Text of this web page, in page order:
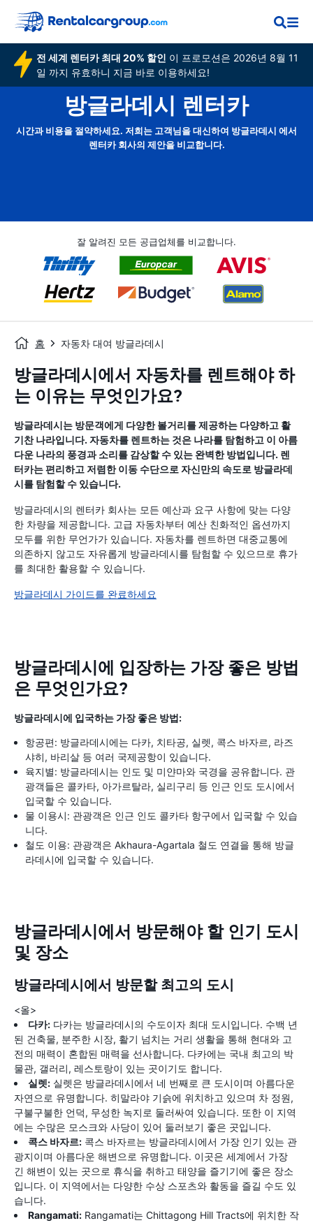
전 세계 렌터카 최대 20% 할인 이 프로모션은 2026년 8월 11
일 까지 유효하니 지금 바로 이용하세요!
방글라데시 렌터카
시간과 비용을 절약하세요. 저희는 고객님을 대신하여 방글라데시 에서
렌터카 회사의 제안을 비교합니다.
잘 알려진 모든 공급업체를 비교합니다.
홈 자동차 대여 방글라데시
방글라데시에서 자동차를 렌트해야 하
는 이유는 무엇인가요?
방글라데시는 방문객에게 다양한 볼거리를 제공하는 다양하고 활
기찬 나라입니다. 자동차를 렌트하는 것은 나라를 탐험하고 이 아름
다운 나라의 풍경과 소리를 감상할 수 있는 완벽한 방법입니다. 렌
터카는 편리하고 저렴한 이동 수단으로 자신만의 속도로 방글라데
시를 탐험할 수 있습니다.
방글라데시의 렌터카 회사는 모든 예산과 요구 사항에 맞는 다양
한 차량을 제공합니다. 고급 자동차부터 예산 친화적인 옵션까지
모두를 위한 무언가가 있습니다. 자동차를 렌트하면 대중교통에
의존하지 않고도 자유롭게 방글라데시를 탐험할 수 있으므로 휴가
를 최대한 활용할 수 있습니다.
방글라데시 가이드를 완료하세요
방글라데시에 입장하는 가장 좋은 방법
은 무엇인가요?
방글라데시에 입국하는 가장 좋은 방법:
항공편: 방글라데시에는 다카, 치타공, 실렛, 콕스 바자르, 라즈
샤히, 바리살 등 여러 국제공항이 있습니다.
육지별: 방글라데시는 인도 및 미얀마와 국경을 공유합니다. 관
광객들은 콜카타, 아가르탈라, 실리구리 등 인근 인도 도시에서
입국할 수 있습니다.
물 이용시: 관광객은 인근 인도 콜카타 항구에서 입국할 수 있습
니다.
철도 이용: 관광객은 Akhaura-Agartala 철도 연결을 통해 방글
라데시에 입국할 수 있습니다.
방글라데시에서 방문해야 할 인기 도시
및 장소
방글라데시에서 방문할 최고의 도시
<올>
다카: 다카는 방글라데시의 수도이자 최대 도시입니다. 수백 년
된 건축물, 분주한 시장, 활기 넘치는 거리 생활을 통해 현대와 고
전의 매력이 혼합된 매력을 선사합니다. 다카에는 국내 최고의 박
물관, 갤러리, 레스토랑이 있는 곳이기도 합니다.
실렛: 실렛은 방글라데시에서 네 번째로 큰 도시이며 아름다운
자연으로 유명합니다. 히말라야 기슭에 위치하고 있으며 차 정원,
구불구불한 언덕, 무성한 녹지로 둘러싸여 있습니다. 또한 이 지역
에는 수많은 모스크와 사당이 있어 둘러보기 좋은 곳입니다.
콕스 바자르: 콕스 바자르는 방글라데시에서 가장 인기 있는 관
광지이며 아름다운 해변으로 유명합니다. 이곳은 세계에서 가장
긴 해변이 있는 곳으로 휴식을 취하고 태양을 즐기기에 좋은 장소
입니다. 이 지역에서는 다양한 수상 스포츠와 활동을 즐길 수도 있
습니다.
Rangamati: Rangamati는 Chittagong Hill Tracts에 위치한 작